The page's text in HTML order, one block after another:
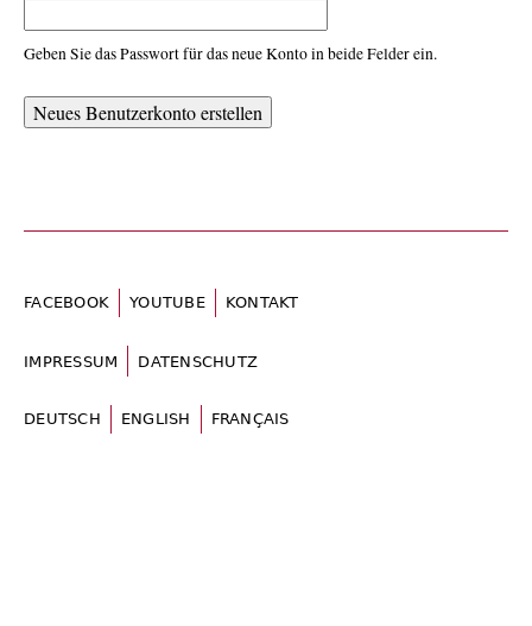
Geben Sie das Passwort für das neue Konto in beide Felder ein.
FACEBOOK YOUTUBE KONTAKT
IMPRESSUM DATENSCHUTZ
DEUTSCH ENGLISH FRANÇAIS